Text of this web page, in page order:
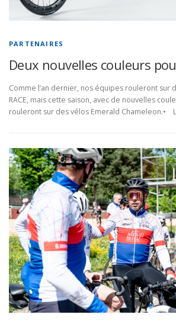
PARTENAIRES
Deux nouvelles couleurs
Comme l’an dernier, nos équipes rouleront sur
RACE, mais cette saison, avec de nouvelles
rouleront sur des vélos Emerald Chameleon.•